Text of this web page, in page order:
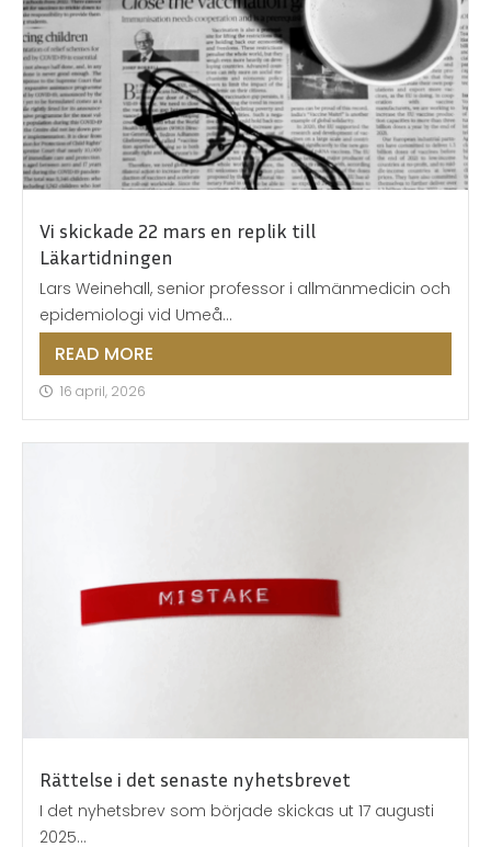
que
le
Viagra
de
marque
coûte
5
sterling.
contiennent
même
médicament.
Vi skickade 22 mars en replik till
Läkartidningen
Lars Weinehall, senior professor i allmänmedicin och
epidemiologi vid Umeå...
READ MORE
16 april, 2026
Rättelse i det senaste nyhetsbrevet
I det nyhetsbrev som började skickas ut 17 augusti
2025...